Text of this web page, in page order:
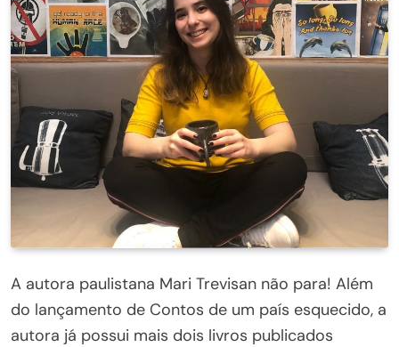
A autora paulistana Mari Trevisan não para! Além
do lançamento de Contos de um país esquecido, a
autora já possui mais dois livros publicados